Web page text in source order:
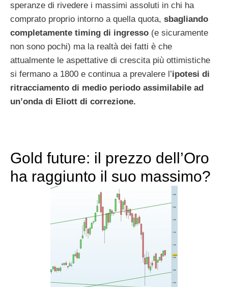
speranze di rivedere i massimi assoluti in chi ha
comprato proprio intorno a quella quota, sbagliando
completamente timing di ingresso (e sicuramente
non sono pochi) ma la realtà dei fatti è che
attualmente le aspettative di crescita più ottimistiche
si fermano a 1800 e continua a prevalere l’ipotesi di
ritracciamento di medio periodo assimilabile ad
un’onda di Eliott di correzione.
Gold future: il prezzo dell’Oro
ha raggiunto il suo massimo?